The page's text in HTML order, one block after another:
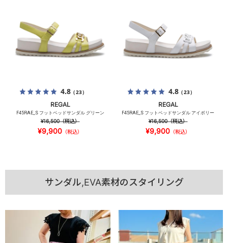
4.8（23）
REGAL
F45RAE_S フットベッドサンダル グリーン
¥16,500（税込）
¥9,900 （税込）
4.8（23）
REGAL
F45RAE_S フットベッドサンダル アイボリー
¥16,500（税込）
¥9,900 （税込）
サンダル,EVA素材のスタイリング